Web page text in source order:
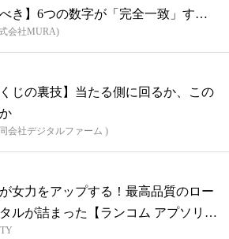
き】6つの数字が「完全一致」する
会社MURA)
くじの裏技】当たる側に回るか、この
会社デジタルファーム )
女力をアップする！最高品質のロー
ルが詰まった【ランコム アプソリュ